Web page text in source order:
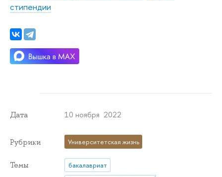
стипендии
Дата 10 ноября 2022
Рубрики Университетская жизнь
Темы
бакалавриат